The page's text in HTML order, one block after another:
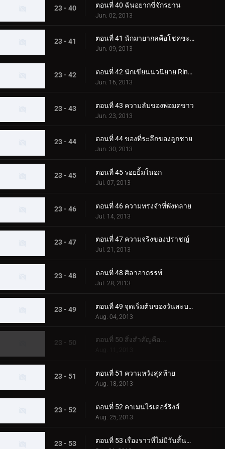
23 - 40 ตอนที่ 40 ฉันอยากขี่จักรยาน
Jun. 02, 2013
23 - 41 ตอนที่ 41 นักมายากลคือโชคชะตา
Jun. 09, 2013
23 - 42 ตอนที่ 42 นักเขียนนวนิยาย Ringed
Jun. 16, 2013
23 - 43 ตอนที่ 43 ความลับของพ่อมดขาว
Jun. 23, 2013
23 - 44 ตอนที่ 44 ของที่ระลึกของลูกชาย
Jun. 30, 2013
23 - 45 ตอนที่ 45 รอยยิ้มในอก
Jul. 07, 2013
23 - 46 ตอนที่ 46 ความทรงจำที่พังทลาย
Jul. 14, 2013
23 - 47 ตอนที่ 47 ความจริงของปราชญ์
Jul. 21, 2013
23 - 48 ตอนที่ 48 ศิลาอาถรรพ์
Jul. 28, 2013
23 - 49 ตอนที่ 49 จุดเริ่มต้นของวันสะบาโต
Aug. 04, 2013
23 - 50 ตอนที่ 50 สิ่งสำคัญคือ...
Aug. 11, 2013
23 - 51 ตอนที่ 51 ความหวังสุดท้าย
Aug. 18, 2013
23 - 52 ตอนที่ 52 คาเมนไรเดอร์ริงส์
Aug. 25, 2013
23 - 53 ตอนที่ 53 เรื่องราวที่ไม่มีวันสิ้นสุด